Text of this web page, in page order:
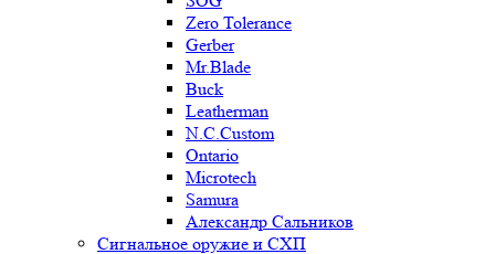
Zero Tolerance
Gerber
Mr.Blade
Buck
Leatherman
N.C.Custom
Ontario
Microtech
Samura
Александр Сальников
Сигнальное оружие и СХП